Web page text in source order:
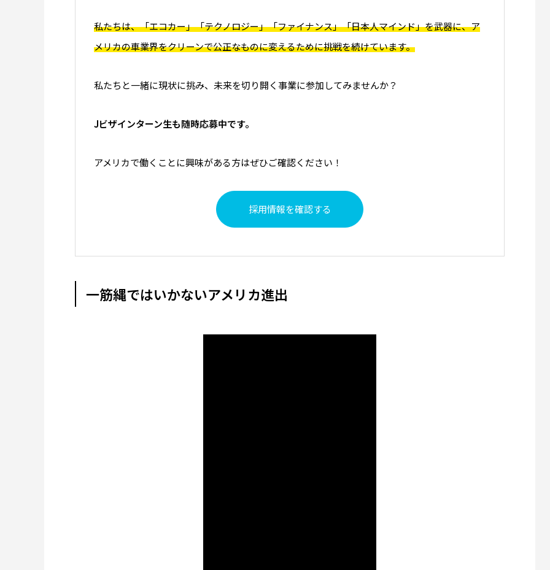
私たちは、「エコカー」「テクノロジー」「ファイナンス」「日本人マインド」を武器に、ア
メリカの車業界をクリーンで公正なものに変えるために挑戦を続けています。
私たちと一緒に現状に挑み、未来を切り開く事業に参加してみませんか？
Jビザインターン生も随時応募中です。
アメリカで働くことに興味がある方はぜひご確認ください！
採用情報を確認する
一筋縄ではいかないアメリカ進出